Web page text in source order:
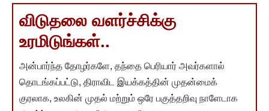
விடுதலை வளர்ச்சிக்கு
உரமிடுங்கள்..
அன்பார்ந்த தோழர்களே, தந்தை பெரியார் அவர்களால்
தொடங்கப்பட்டு, திராவிட இயக்கத்தின் முதன்மைக்
குரலாக, உலகின் முதல் மற்றும் ஒரே பகுத்தறிவு நாளேடாக